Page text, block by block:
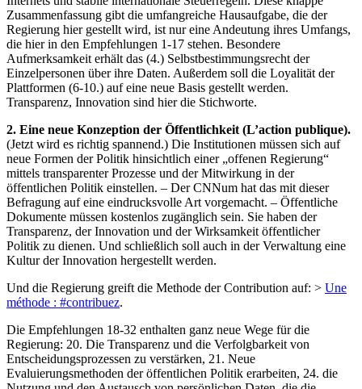
Zusammenfassung gibt die umfangreiche Hausaufgabe, die der
Regierung hier gestellt wird, ist nur eine Andeutung ihres Umfangs,
die hier in den Empfehlungen 1-17 stehen. Besondere
Aufmerksamkeit erhält das (4.) Selbstbestimmungsrecht der
Einzelpersonen über ihre Daten. Außerdem soll die Loyalität der
Plattformen (6-10.) auf eine neue Basis gestellt werden.
Transparenz, Innovation sind hier die Stichworte.
2. Eine neue Konzeption der Öffentlichkeit (L’action publique).
(Jetzt wird es richtig spannend.) Die Institutionen müssen sich auf
neue Formen der Politik hinsichtlich einer „offenen Regierung“
mittels transparenter Prozesse und der Mitwirkung in der
öffentlichen Politik einstellen. – Der CNNum hat das mit dieser
Befragung auf eine eindrucksvolle Art vorgemacht. – Öffentliche
Dokumente müssen kostenlos zugänglich sein. Sie haben der
Transparenz, der Innovation und der Wirksamkeit öffentlicher
Politik zu dienen. Und schließlich soll auch in der Verwaltung eine
Kultur der Innovation hergestellt werden.
Und die Regierung greift die Methode der Contribution auf: > Une
méthode : #contribuez.
Die Empfehlungen 18-32 enthalten ganz neue Wege für die
Regierung: 20. Die Transparenz und die Verfolgbarkeit von
Entscheidungsprozessen zu verstärken, 21. Neue
Evaluierungsmethoden der öffentlichen Politik erarbeiten, 24. die